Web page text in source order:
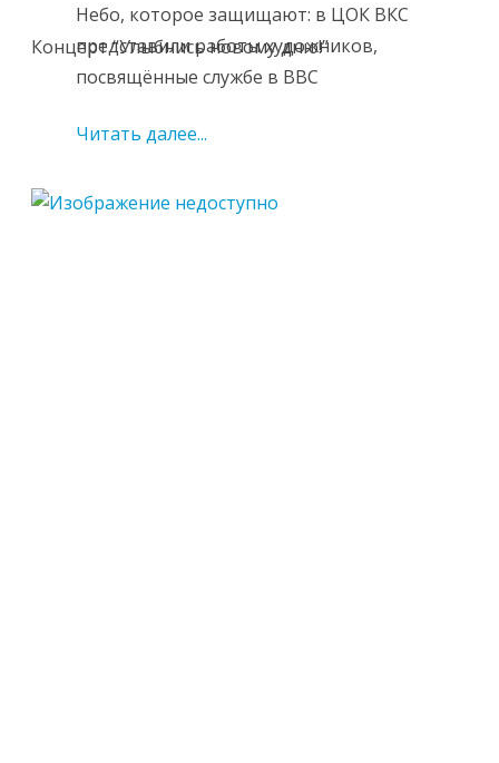
Концерт “Улыбнись новому дню!”
Небо, которое защищают: в ЦОК ВКС
представили работы художников,
посвящённые службе в ВВС
Читать далее...